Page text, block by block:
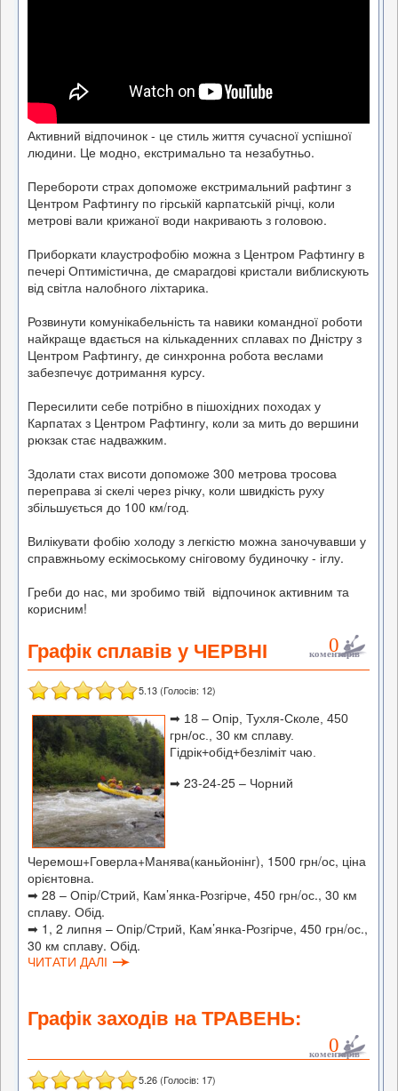
Активний відпочинок - це стиль життя сучасної успішної
людини. Це модно, екстримально та незабутньо.
Перебороти страх допоможе екстримальний рафтинг з
Центром Рафтингу по гірській карпатській річці, коли
метрові вали крижаної води накривають з головою.
Приборкати клаустрофобію можна з Центром Рафтингу в
печері Оптимістична, де смарагдові кристали виблискують
від світла налобного ліхтарика.
Розвинути комунікабельність та навики командної роботи
найкраще вдається на кількаденних сплавах по Дністру з
Центром Рафтингу, де синхронна робота веслами
забезпечує дотримання курсу.
Пересилити себе потрібно в пішохідних походах у
Карпатах з Центром Рафтингу, коли за мить до вершини
рюкзак стає надважким.
Здолати стах висоти допоможе 300 метрова тросова
переправа зі скелі через річку, коли швидкість руху
збільшується до 100 км/год.
Вилікувати фобію холоду з легкістю можна заночувавши у
справжньому ескімоському сніговому будиночку - іглу.
Греби до нас, ми зробимо твій відпочинок активним та
корисним!
Графік сплавів у ЧЕРВНІ 0
коментарів
5.13(Голосів: 12)
➡ 18 – Опір, Тухля-Сколе, 450
грн/ос., 30 км сплаву.
Гідрік+обід+безліміт чаю.
➡ 23-24-25 – Чорний
Черемош+Говерла+Манява(каньйонінг), 1500 грн/ос, ціна
орієнтовна.
➡ 28 – Опір/Стрий, Кам’янка-Розгірче, 450 грн/ос., 30 км
сплаву. Обід.
➡ 1, 2 липня – Опір/Стрий, Кам’янка-Розгірче, 450 грн/ос.,
30 км сплаву. Обід.
ЧИТАТИ ДАЛІ
Графік заходів на ТРАВЕНЬ:
0
коментарів
5.26(Голосів: 17)